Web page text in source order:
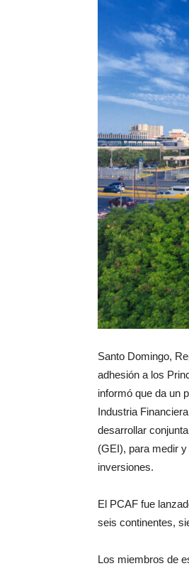
Santo Domingo,
adhesión a los
informó que da un
Industria
desarrollar
(GEI), para medir
inversiones.
El PCAF fue
seis continentes,
Los miembros de